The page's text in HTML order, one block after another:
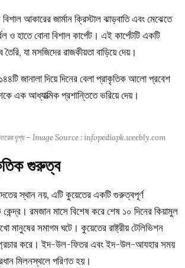
আকারের জার্মান ক্রিস্টাল ঝাড়বাতি এবং মেঝেতে
ও হাতে বোনা বিশাল কার্পেট। এই কার্পেটটি একটি
যা মসজিদের রাজকীয়তা বাড়িয়ে দেয়।
জানালা দিয়ে দিনের বেলা প্রাকৃতিক আলো প্রবেশ
এক আধ্যাত্মিক প্রশান্তিতে ভরিয়ে দেয়।
ভিতরের দৃশ্য – Image Source : infopediapk.weebly.com
গুরুত্ব
স্থান নয়, এটি কুয়েতের একটি গুরুত্বপূর্ণ
রমজান মাসে বিশেষ করে শেষ ১০ দিনের কিয়ামুল
মানুষের সমাগম ঘটে। কুয়েতের রাষ্ট্রীয় টেলিভিশন
করে। ইদ-উল-ফিতর এবং ইদ-উল-আযহার সময়
মিলনস্থলে পরিণত হয়।